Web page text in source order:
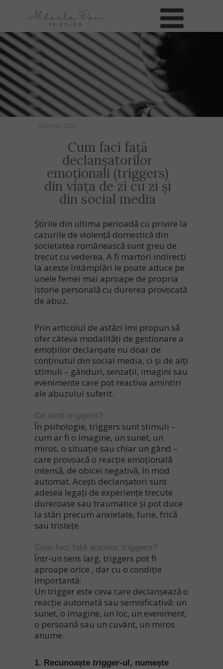
08 iunie 2025
Cum faci față
declanșatorilor
emoționali (triggers)
din viața de zi cu zi și
din social media
Știrile din ultima perioadă cu privire la
cazurile de violență domestică din
societatea românească sunt greu de
trecut cu vederea. A fi martori indirecți
la aceste întâmplări le poate aduce pe
unele femei mai aproape de propria
istorie personală cu durerea provocată
de abuz.
Prin articolul de astăzi îmi propun să
ofer câteva modalități de gestionare a
emoțiilor declanșate nu doar de
conținutul din social media, ci și de alți
stimuli – gânduri, senzații, imagini sau
evenimente care pot reactiva amintiri
ale abuzului suferit.
Ce sunt triggers?
În psihologie, triggers sunt stimuli –
cum ar fi o imagine, un sunet, un
miros, o situație sau chiar un gând –
care provoacă o reacție emoțională
intensă, de obicei negativă, în mod
automat. Acești declanșatori sunt
adesea legați de experiențe trecute
dureroase sau traumatice și pot duce
la stări precum anxietate, furie, frică
sau tristețe.
Cum faci față acestor triggers?
Într-un sens larg, triggers pot fi
aproape orice , dar cu o condiție
importantă:
Un trigger este ceva care declanșează o
reacție automată sau semnificativă: un
sunet, o imagine, un loc, un eveniment,
o persoană sau un cuvânt, un miros
anume.
1. Recunoaște trigger-ul, numește